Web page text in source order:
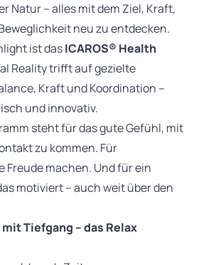
Natur – alles mit dem Ziel, Kraft,
neu zu entdecken.
ist dasICAROS® Health
Reality trifft auf gezielte
Kraft und Koordination –
und innovativ.
steht für das gute Gefühl, mit
zu kommen. Für
Freude machen. Und für ein
motiviert – auch weit über den
Tiefgang – das Relax